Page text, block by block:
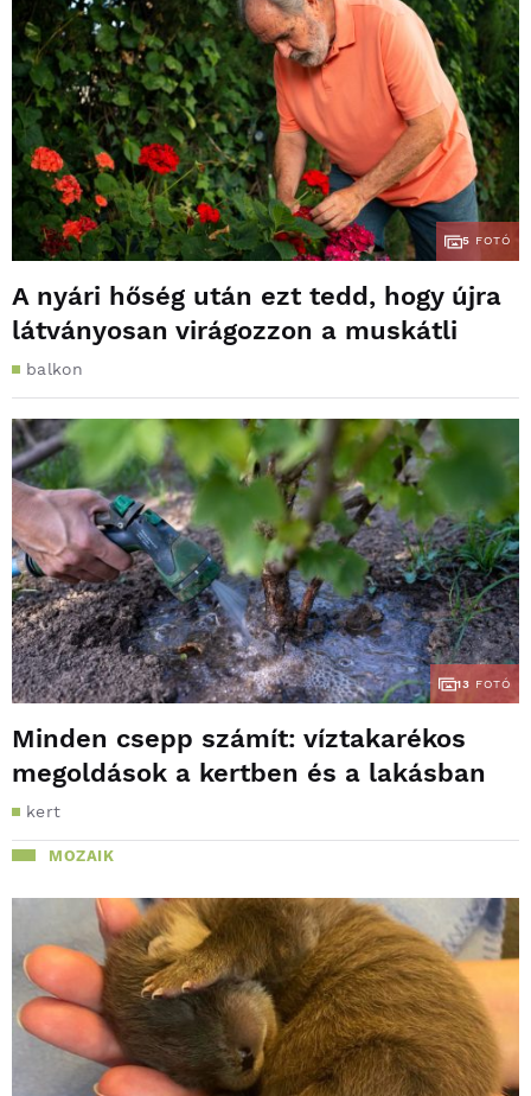
5 FOTÓ
A nyári hőség után ezt tedd, hogy újra
látványosan virágozzon a muskátli
balkon
13 FOTÓ
Minden csepp számít: víztakarékos
megoldások a kertben és a lakásban
kert
MOZAIK